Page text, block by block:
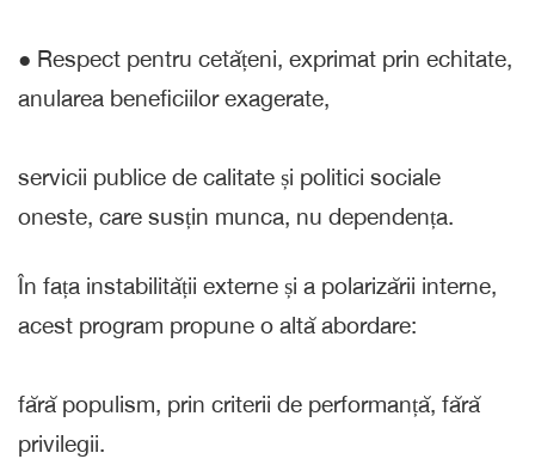
● Respect pentru cetățeni, exprimat prin echitate,
anularea beneficiilor exagerate,
servicii publice de calitate și politici sociale
oneste, care susțin munca, nu dependența.
În fața instabilității externe și a polarizării interne,
acest program propune o altă abordare:
fără populism, prin criterii de performanță, fără
privilegii.